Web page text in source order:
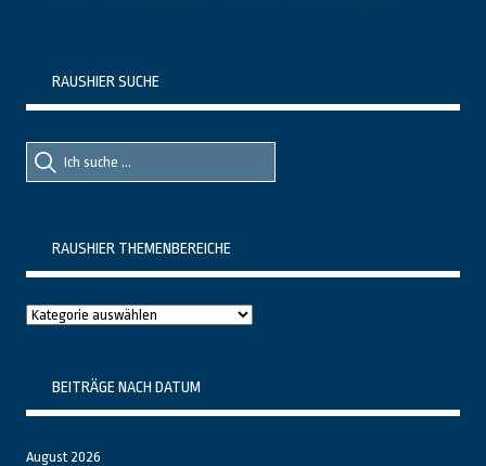
RAUSHIER SUCHE
Suche
nach::
Suche
nach:
RAUSHIER THEMENBEREICHE
Raushier
BEITRÄGE NACH DATUM
August 2026